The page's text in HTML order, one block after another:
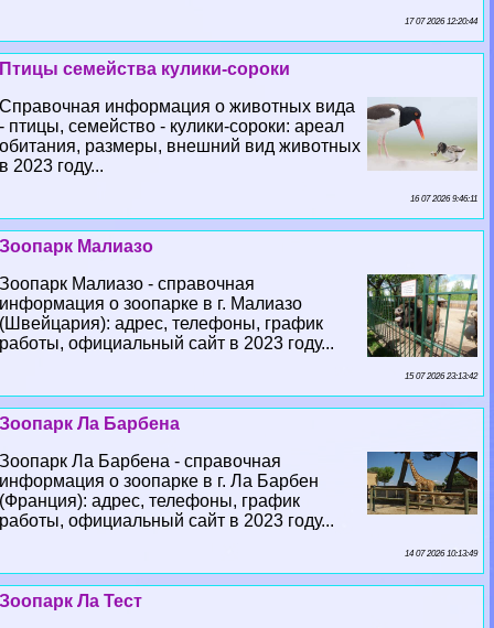
17 07 2026 12:20:44
Птицы семейства кулики-сороки
Справочная информация о животных вида
- птицы, семейство - кулики-сороки: ареал
обитания, размеры, внешний вид животных
в 2023 году...
16 07 2026 9:46:11
Зоопарк Малиазо
Зоопарк Малиазо - справочная
информация о зоопарке в г. Малиазо
(Швейцария): адрес, телефоны, график
работы, официальный сайт в 2023 году...
15 07 2026 23:13:42
Зоопарк Ла Барбена
Зоопарк Ла Барбена - справочная
информация о зоопарке в г. Ла Барбен
(Франция): адрес, телефоны, график
работы, официальный сайт в 2023 году...
14 07 2026 10:13:49
Зоопарк Ла Тест